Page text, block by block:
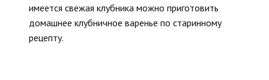
имеется свежая клубника можно приготовить
домашнее клубничное варенье по старинному
рецепту.